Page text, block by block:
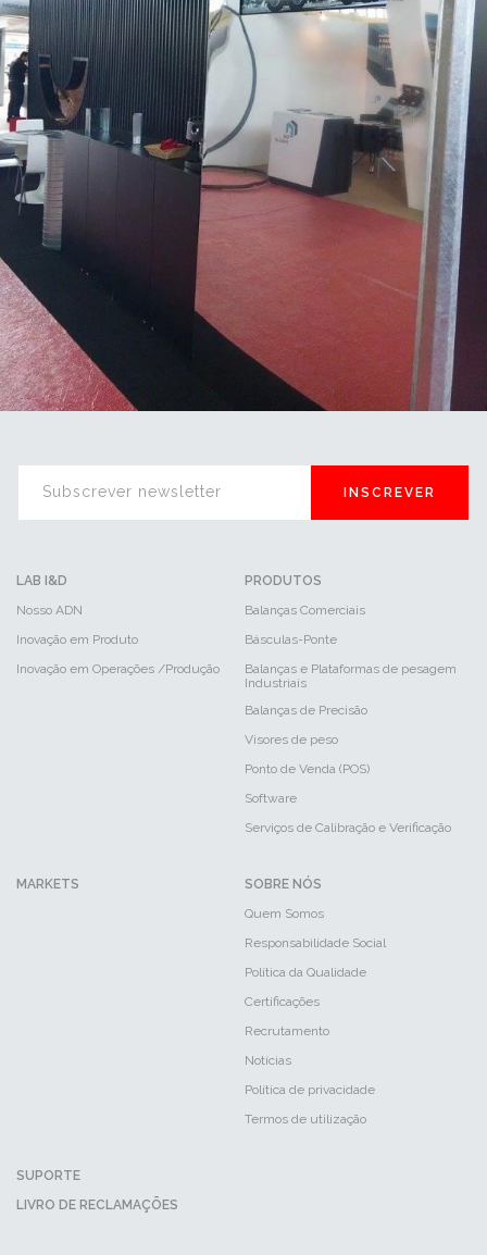
INSCREVER
LAB I&D
Nosso ADN
Inovação em Produto
Inovação em Operações /Produção
PRODUTOS
Balanças Comerciais
Básculas-Ponte
Balanças e Plataformas de pesagem
Industriais
Balanças de Precisão
Visores de peso
Ponto de Venda (POS)
Software
Serviços de Calibração e Verificação
MARKETS
SOBRE NÓS
Quem Somos
Responsabilidade Social
Política da Qualidade
Certificações
Recrutamento
Notícias
Política de privacidade
Termos de utilização
SUPORTE
LIVRO DE RECLAMAÇÕES